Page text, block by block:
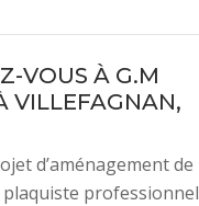
VOUS À G.M
VILLEFAGNAN,
d’aménagement de
plaquiste professionnel